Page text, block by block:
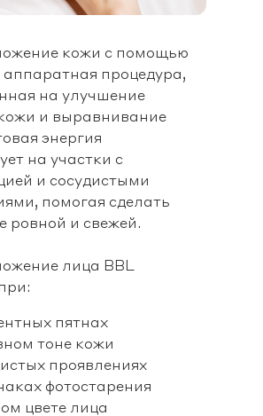
кожи с помощью
процедура,
на улучшение
и выравнивание
энергия
на участки с
и сосудистыми
помогая сделать
ровной и свежей.
лица BBL
пятнах
тоне кожи
проявлениях
фотостарения
цвете лица